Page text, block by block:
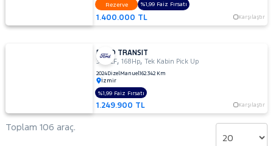
1.400.000 TL Karşılaştır
Rezerve %1,99 Faiz Fırsatı
FORD TRANSIT
350 LF,168Hp,Tek Kabin Pick Up
2024DizelManuel162.342 Km
İzmir
1.249.900 TL Karşılaştır
%1,99 Faiz Fırsatı
Toplam 106 araç.